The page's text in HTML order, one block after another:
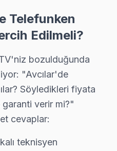
Telefunken
Edilmeli?
bozulduğunda
"Avcılar'de
Söyledikleri fiyata
garanti verir mi?"
cevaplar:
teknisyen